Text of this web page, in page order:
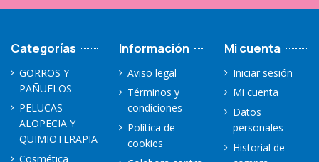
Categorías
GORROS Y
PAÑUELOS
PELUCAS
ALOPECIA Y
QUIMIOTERAPIA
Cosmética
Información
Aviso legal
Términos y
condiciones
Política de
cookies
Mi cuenta
Iniciar sesión
Mi cuenta
Datos
personales
Historial de